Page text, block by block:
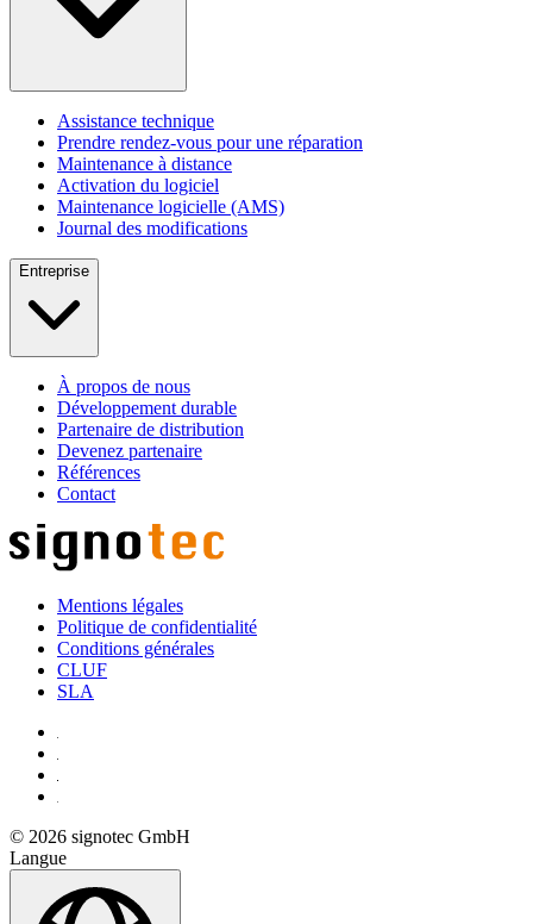
Assistance technique
Prendre rendez-vous pour une réparation
Maintenance à distance
Activation du logiciel
Maintenance logicielle (AMS)
Journal des modifications
Entreprise
À propos de nous
Développement durable
Partenaire de distribution
Devenez partenaire
Références
Contact
Mentions légales
Politique de confidentialité
Conditions générales
CLUF
SLA
© 2026 signotec GmbH
Langue